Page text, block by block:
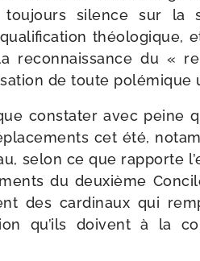
si­lence sur la
théo­lo­gique,
recon­nais­sance du «
de toute polé­mique
consta­ter avec peine
cet été,
selon ce que rap­porte
du deuxième
des car­di­naux qui
qu’ils doivent à la